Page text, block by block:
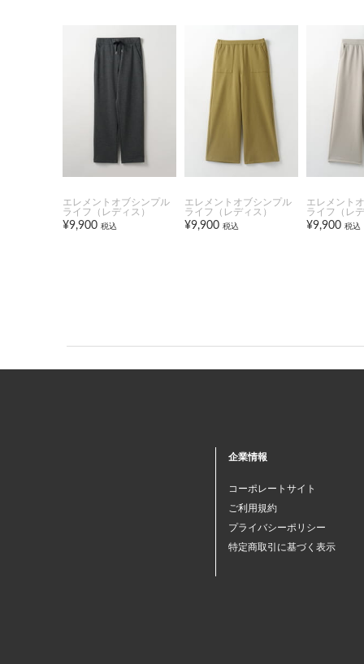
エレメントオブシンプル
ライフ（レディス）
¥9,900 税込
エレメントオブシンプル
ライフ（レディス）
¥9,900 税込
エレメント
ライフ（レ
¥9,900 税込
企業情報
コーポレートサイト
ご利用規約
プライバシーポリシー
特定商取引に基づく表示